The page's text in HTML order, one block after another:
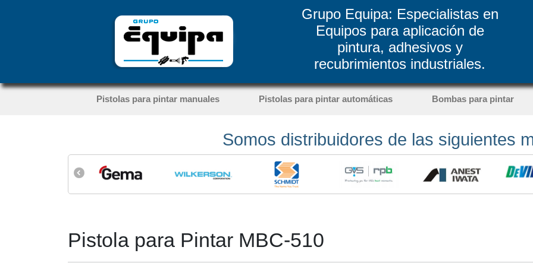
Grupo Equipa: Especialistas en
Equipos para aplicación de
pintura, adhesivos y
recubrimientos industriales.
Pistolas para pintar manuales Pistolas para pintar automáticas Bombas para pintar
Somos distribuidores de las siguientes
Pistola para Pintar MBC-510